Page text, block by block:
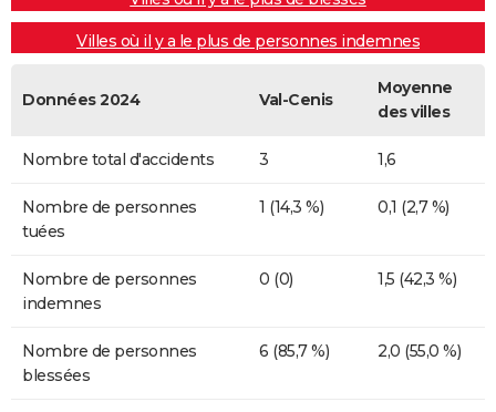
Villes où il y a le plus de personnes indemnes
Données 2024 Val-Cenis
Moyenne
des villes
Nombre total d'accidents 3 1,6
Nombre de personnes
tuées
1 (14,3 %) 0,1 (2,7 %)
Nombre de personnes
indemnes
0 (0) 1,5 (42,3 %)
Nombre de personnes
blessées
6 (85,7 %) 2,0 (55,0 %)